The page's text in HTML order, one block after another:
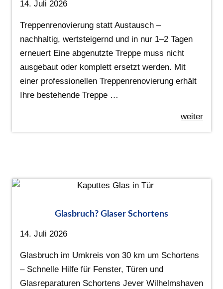
14. Juli 2026
Treppenrenovierung statt Austausch –
nachhaltig, wertsteigernd und in nur 1–2 Tagen
erneuert Eine abgenutzte Treppe muss nicht
ausgebaut oder komplett ersetzt werden. Mit
einer professionellen Treppenrenovierung erhält
Ihre bestehende Treppe …
weiter
Glasbruch? Glaser Schortens
14. Juli 2026
Glasbruch im Umkreis von 30 km um Schortens
– Schnelle Hilfe für Fenster, Türen und
Glasreparaturen Schortens Jever Wilhelmshaven